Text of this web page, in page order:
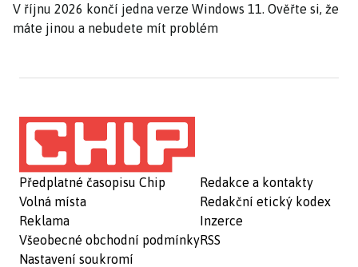
V říjnu 2026 končí jedna verze Windows 11. Ověřte si, že
máte jinou a nebudete mít problém
Předplatné časopisu Chip
Volná místa
Reklama
Všeobecné obchodní podmínky
Nastavení soukromí
Redakce a kontakty
Redakční etický kodex
Inzerce
RSS